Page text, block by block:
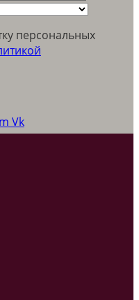
персональных
Vk